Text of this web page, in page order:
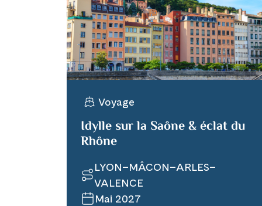
X
Telegram
Voyage
Idylle sur la Saône & éclat du
Rhône
LYON–MÂCON–ARLES–
VALENCE
Mai 2027